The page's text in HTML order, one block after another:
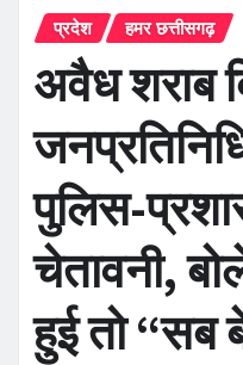
प्रदेश हमर छत्तीसगढ़
अवैध शराब
पुलिस-
चेतावनी,
हुई तो “सब